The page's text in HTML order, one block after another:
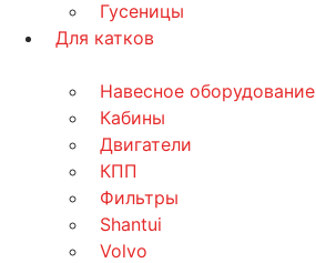
Гусеницы
Для катков
Навесное оборудование
Кабины
Двигатели
КПП
Фильтры
Shantui
Volvo